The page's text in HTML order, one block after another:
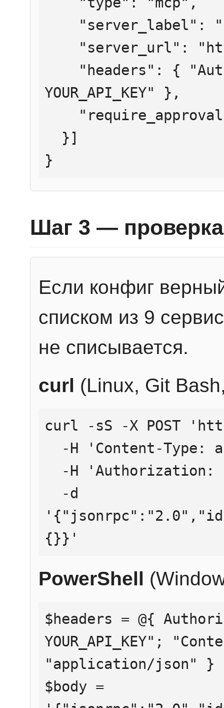
YOUR_API_KEY" },
}
Шаг 3 — проверка
Если конфиг
списком из 9
не списывается.
curl (Linux, Git
curl -sS -X POST
{}}'
PowerShell
$headers = @{
YOUR_API_KEY";
"application/json" }
$body =